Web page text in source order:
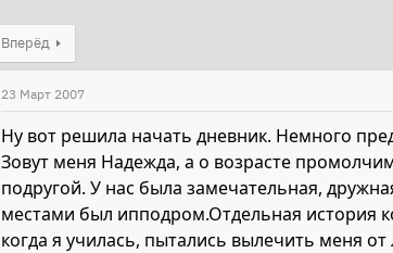
Вперёд
23 Март 2007
Ну вот решила начать дневник. Немного
Зовут меня Надежда, а о возрасте
подругой. У нас была замечательная,
местами был ипподром.Отдельная история
когда я училась, пытались вылечить меня